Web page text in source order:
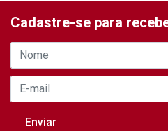
Cadastre-se para